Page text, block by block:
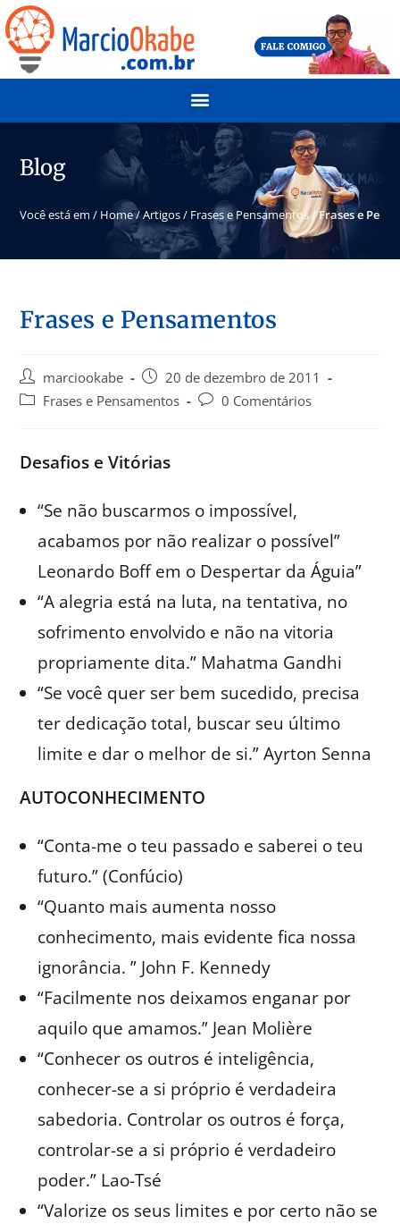
Blog
Você está em / Home/Artigos/ Frases e Pensamentos/Frases e
Frases e Pensamentos
marciookabe
20 de dezembro de 2011
Frases e Pensamentos
0 Comentários
Desafios e Vitórias
“Se não buscarmos o impossível,
acabamos por não realizar o possível”
Leonardo Boff em o Despertar da Águia”
“A alegria está na luta, na tentativa, no
sofrimento envolvido e não na vitoria
propriamente dita.” Mahatma Gandhi
“Se você quer ser bem sucedido, precisa
ter dedicação total, buscar seu último
limite e dar o melhor de si.” Ayrton Senna
AUTOCONHECIMENTO
“Conta-me o teu passado e saberei o teu
futuro.” (Confúcio)
“Quanto mais aumenta nosso
conhecimento, mais evidente fica nossa
ignorância. ” John F. Kennedy
“Facilmente nos deixamos enganar por
aquilo que amamos.” Jean Molière
“Conhecer os outros é inteligência,
conhecer-se a si próprio é verdadeira
sabedoria. Controlar os outros é força,
controlar-se a si próprio é verdadeiro
poder.” Lao-Tsé
“Valorize os seus limites e por certo não se